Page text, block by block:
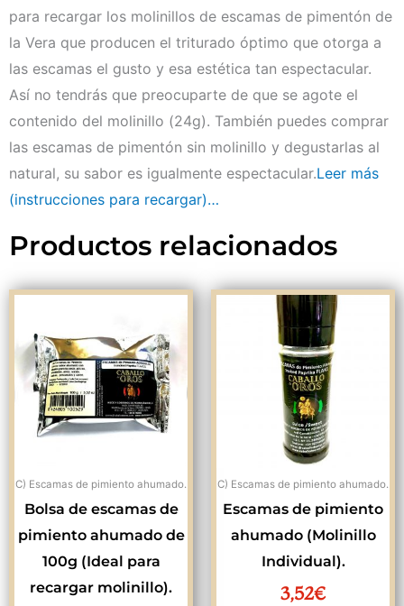
para recargar los molinillos de escamas de pimentón de
la Vera que producen el triturado óptimo que otorga a
las escamas el gusto y esa estética tan espectacular.
Así no tendrás que preocuparte de que se agote el
contenido del molinillo (24g). También puedes comprar
las escamas de pimentón sin molinillo y degustarlas al
natural, su sabor es igualmente espectacular.Leer más
(instrucciones para recargar)…
Productos relacionados
C) Escamas de pimiento ahumado.
Bolsa de escamas de
pimiento ahumado de
100g (Ideal para
recargar molinillo).
C) Escamas de pimiento ahumado.
Escamas de pimiento
ahumado (Molinillo
Individual).
3,52€